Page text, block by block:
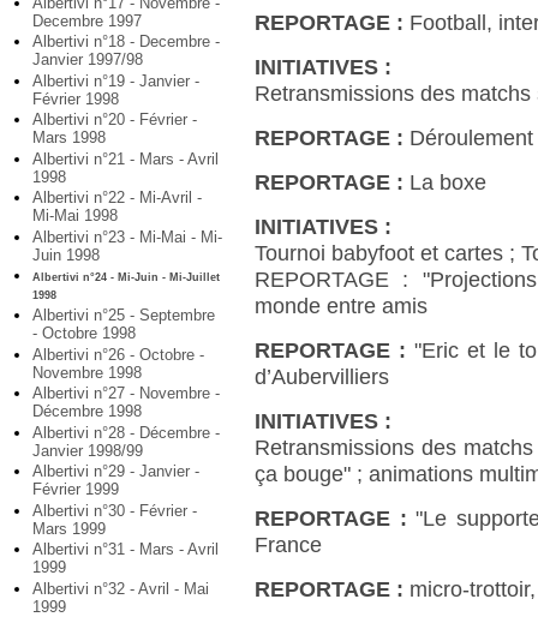
Decembre 1997
Albertivi n°18 - Decembre -
Janvier 1997/98
Albertivi n°19 - Janvier -
Février 1998
Albertivi n°20 - Février -
Mars 1998
Albertivi n°21 - Mars - Avril
1998
Albertivi n°22 - Mi-Avril -
Mi-Mai 1998
Albertivi n°23 - Mi-Mai - Mi-
Juin 1998
Albertivi n°24 - Mi-Juin - Mi-Juillet
1998
Albertivi n°25 - Septembre
- Octobre 1998
Albertivi n°26 - Octobre -
Novembre 1998
Albertivi n°27 - Novembre -
Décembre 1998
Albertivi n°28 - Décembre -
Janvier 1998/99
Albertivi n°29 - Janvier -
Février 1999
Albertivi n°30 - Février -
Mars 1999
Albertivi n°31 - Mars - Avril
1999
Albertivi n°32 - Avril - Mai
1999
REPORTAGE : Football,
INITIATIVES :
Retransmissions des
REPORTAGE :
REPORTAGE : La boxe
INITIATIVES :
Tournoi babyfoot et cartes ;
REPORTAGE :
monde entre amis
REPORTAGE : "Eric et le
d’Aubervilliers
INITIATIVES :
Retransmissions des
ça bouge" ; animations
REPORTAGE :"Le
France
REPORTAGE : micro-